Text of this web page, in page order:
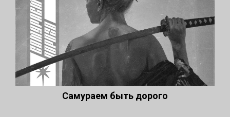
Самураем быть дорого